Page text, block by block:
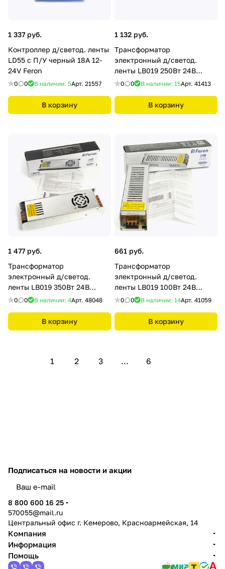
1 337 руб.
Контроллер д/светод. ленты
LD55 с П/У черный 18А 12-
24V Feron
0 0 В наличии: 5Арт. 21557
В корзину
1 132 руб.
Трансформатор
электронный д/светод.
ленты LB019 250Вт 24В
(драйвер) Feron
0 0 В наличии: 15Арт. 41413
В корзину
1 477 руб.
Трансформатор
электронный д/светод.
ленты LB019 350Вт 24В
(драйвер) Feron
0 0 В наличии: 4Арт. 48048
В корзину
661 руб.
Трансформатор
электронный д/светод.
ленты LB019 100Вт 24В
(драйвер) Feron
0 0 В наличии: 14Арт. 41059
В корзину
1 2 3 ... 6
Подписаться на новости и акции
8 800 600 16 25
570055@mail.ru
Центральный офис г. Кемерово, Красноармейская, 14
Компания
Информация
Помощь